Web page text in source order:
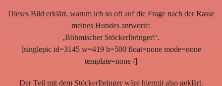
Dieses Bild erklärt, warum ich so oft auf die Frage nach der Rasse
meines Hundes antworte:
‚Böhmischer Stöckerlbringer!‘.
[singlepic id=3145 w=419 h=500 float=none mode=none
template=none /]
Der Teil mit dem Stöckerlbringer wäre hiermit also geklärt.